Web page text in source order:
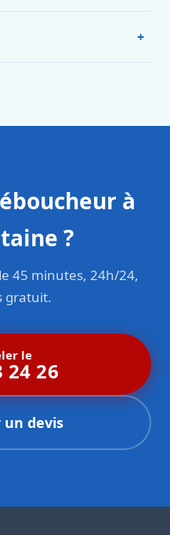
+
à
?
45 minutes, 24h/24,
gratuit.
le
24 26
un devis